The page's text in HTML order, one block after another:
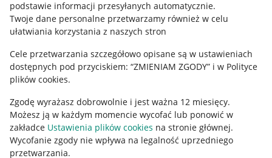
podstawie informacji przesyłanych automatycznie.
Twoje dane personalne przetwarzamy również w celu
ułatwiania korzystania z naszych stron
Cele przetwarzania szczegółowo opisane są w ustawieniach
dostępnych pod przyciskiem: “ZMIENIAM ZGODY” i w Polityce
plików cookies.
Zgodę wyrażasz dobrowolnie i jest ważna 12 miesięcy.
Możesz ją w każdym momencie wycofać lub ponowić w
zakładce Ustawienia plików cookies na stronie głównej.
Wycofanie zgody nie wpływa na legalność uprzedniego
przetwarzania.
Polityka plików "cookies"
Ustawienia plików "cookies"
Udostępnianie lokalizacji
Informacje dla Aktu o Usługach Cyfrowych
Pobierz aplikację